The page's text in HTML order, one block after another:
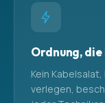
Ordnung,
Kein
verlegen,